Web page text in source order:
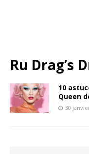
Ru Drag’s
10
Queen
30